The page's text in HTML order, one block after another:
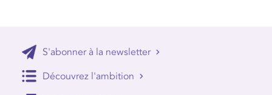
S'abonner à la newsletter
Découvrez l'ambition